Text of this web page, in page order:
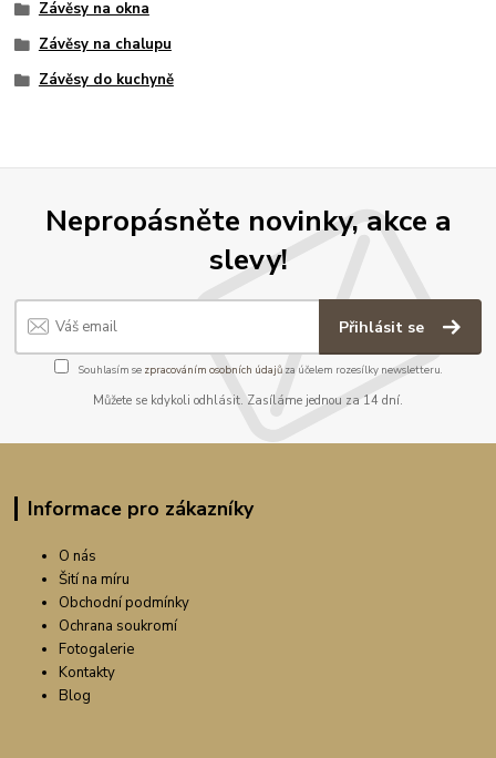
Závěsy na okna
Závěsy na chalupu
Závěsy do kuchyně
Nepropásněte novinky, akce a
slevy!
Přihlásit se
Souhlasím se zpracováním osobních údajůza účelem rozesílky newsletteru.
Můžete se kdykoli odhlásit. Zasíláme jednou za 14 dní.
Informace pro zákazníky
O nás
Šití na míru
Obchodní podmínky
Ochrana soukromí
Fotogalerie
Kontakty
Blog